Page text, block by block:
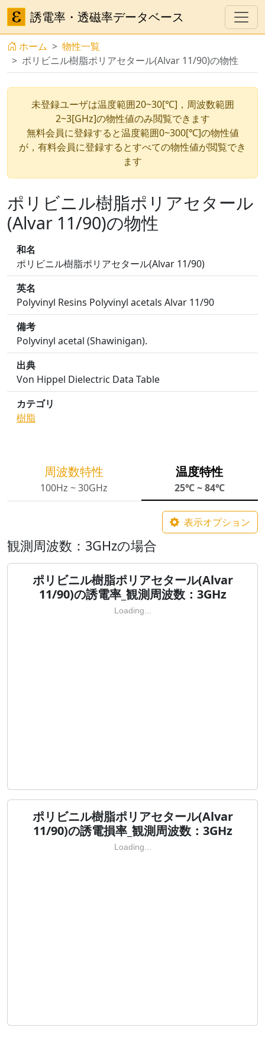
誘電率・透磁率データベース
ホーム
物性一覧
ポリビニル樹脂ポリアセタール(Alvar 11/90)の物性
未登録ユーザは温度範囲20~30[℃]，周波数範囲
2~3[GHz]の物性値のみ閲覧できます
無料会員に登録すると温度範囲0~300[℃]の物性値
が，有料会員に登録するとすべての物性値が閲覧でき
ます
ポリビニル樹脂ポリアセタール
(Alvar 11/90)の物性
和名
ポリビニル樹脂ポリアセタール(Alvar 11/90)
英名
Polyvinyl Resins Polyvinyl acetals Alvar 11/90
備考
Polyvinyl acetal (Shawinigan).
出典
Von Hippel Dielectric Data Table
カテゴリ
樹脂
周波数特性
100Hz ~ 30GHz
温度特性
25℃ ~ 84℃
表示オプション
観測周波数：3GHzの場合
ポリビニル樹脂ポリアセタール(Alvar
11/90)の誘電率_観測周波数：3GHz
Loading...
ポリビニル樹脂ポリアセタール(Alvar
11/90)の誘電損率_観測周波数：3GHz
Loading...